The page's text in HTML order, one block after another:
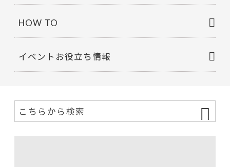
HOW TO
イベントお役立ち情報